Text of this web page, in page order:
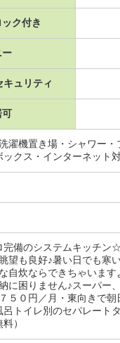
ク付き
ー
キュリティ
可
濯機置き場・シャワー・
クス・インターネット
備のシステムキッチン
望も良好♪暑い日でも寒
自炊ならできちゃいます
困りません♪スーパー、
５０円／月・東向きで朝
トイレ別のセパレート
）